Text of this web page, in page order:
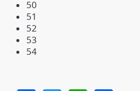
50
51
52
53
54